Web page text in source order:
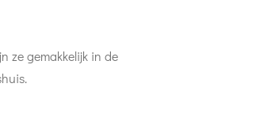
ze gemakkelijk in de